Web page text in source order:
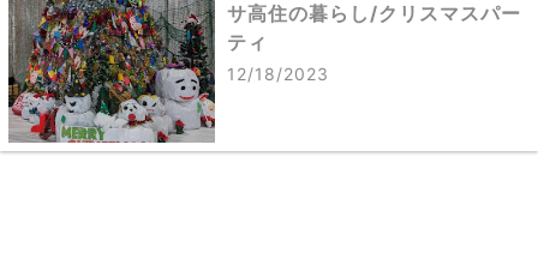
サ高住の暮らし/クリスマスパー
ティ
12/18/2023